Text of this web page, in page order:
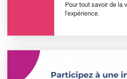
Pour tout savoir de la
l'expérience.